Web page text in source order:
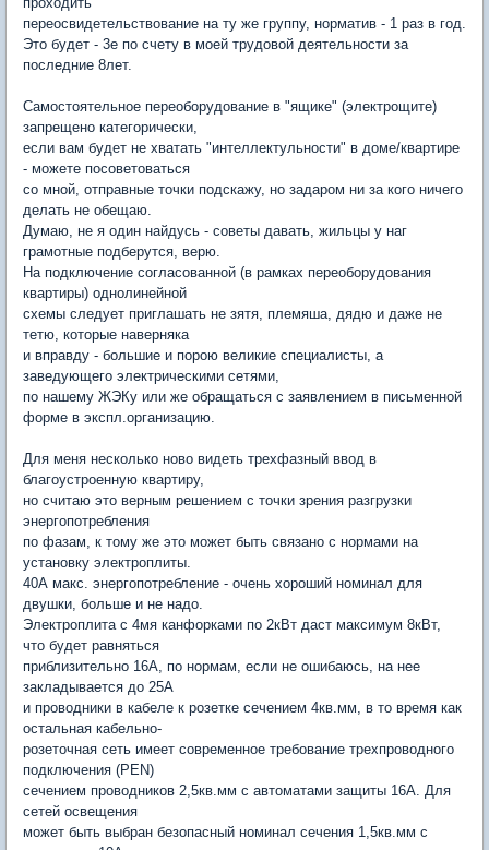
переосвидетельствование на ту же группу, норматив - 1 раз в год.
Это будет - 3е по счету в моей трудовой деятельности за
последние 8лет.
Самостоятельное переоборудование в "ящике" (электрощите)
запрещено категорически,
если вам будет не хватать "интеллектульности" в доме/квартире
- можете посоветоваться
со мной, отправные точки подскажу, но задаром ни за кого ничего
делать не обещаю.
Думаю, не я один найдусь - советы давать, жильцы у наг
грамотные подберутся, верю.
На подключение согласованной (в рамках переоборудования
квартиры) однолинейной
схемы следует приглашать не зятя, племяша, дядю и даже не
тетю, которые наверняка
и вправду - большие и порою великие специалисты, а
заведующего электрическими сетями,
по нашему ЖЭКу или же обращаться с заявлением в письменной
форме в экспл.организацию.
Для меня несколько ново видеть трехфазный ввод в
благоустроенную квартиру,
но считаю это верным решением с точки зрения разгрузки
энергопотребления
по фазам, к тому же это может быть связано с нормами на
установку электроплиты.
40А макс. энергопотребление - очень хороший номинал для
двушки, больше и не надо.
Электроплита с 4мя канфорками по 2кВт даст максимум 8кВт,
что будет равняться
приблизительно 16А, по нормам, если не ошибаюсь, на нее
закладывается до 25А
и проводники в кабеле к розетке сечением 4кв.мм, в то время как
остальная кабельно-
розеточная сеть имеет современное требование трехпроводного
подключения (PEN)
сечением проводников 2,5кв.мм с автоматами защиты 16А. Для
сетей освещения
может быть выбран безопасный номинал сечения 1,5кв.мм с